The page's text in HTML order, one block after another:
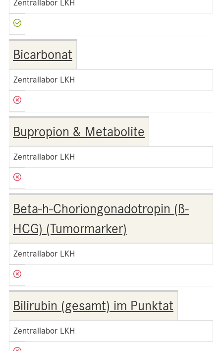
Zentrallabor LKH
Bicarbonat
Zentrallabor LKH
Bupropion & Metabolite
Zentrallabor LKH
Beta-h-Choriongonadotropin (ß-
HCG) (Tumormarker)
Zentrallabor LKH
Bilirubin (gesamt) im Punktat
Zentrallabor LKH